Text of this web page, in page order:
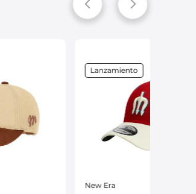
Lanzamiento
New Era